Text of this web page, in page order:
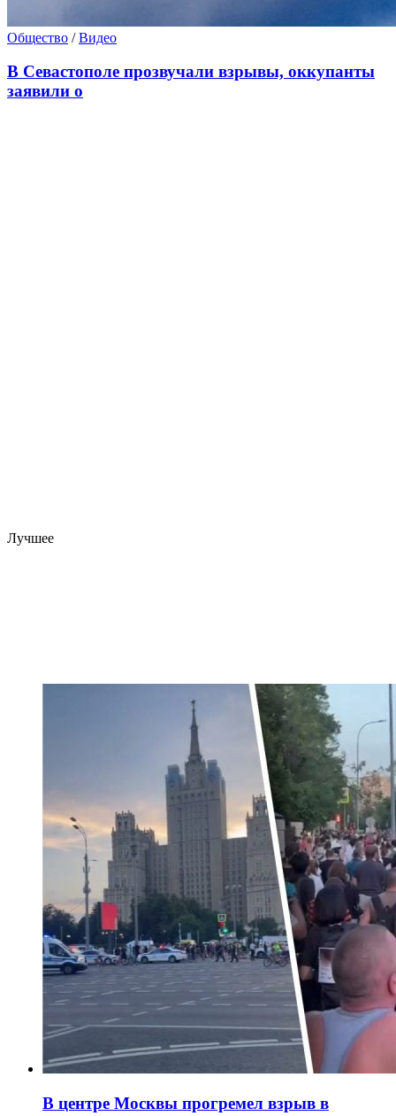
Общество /Видео
В Севастополе прозвучали взрывы, оккупанты
заявили о
Лучшее
В центре Москвы прогремел взрыв в